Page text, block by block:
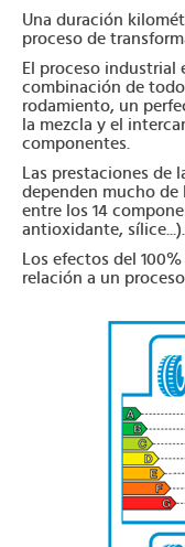
Una duración
proceso de
El proceso industrial
combinación de
rodamiento, un
la mezcla y el
componentes.
Las prestaciones
dependen mucho
entre los 14
antioxidante, sílice...).
Los efectos del
relación a un